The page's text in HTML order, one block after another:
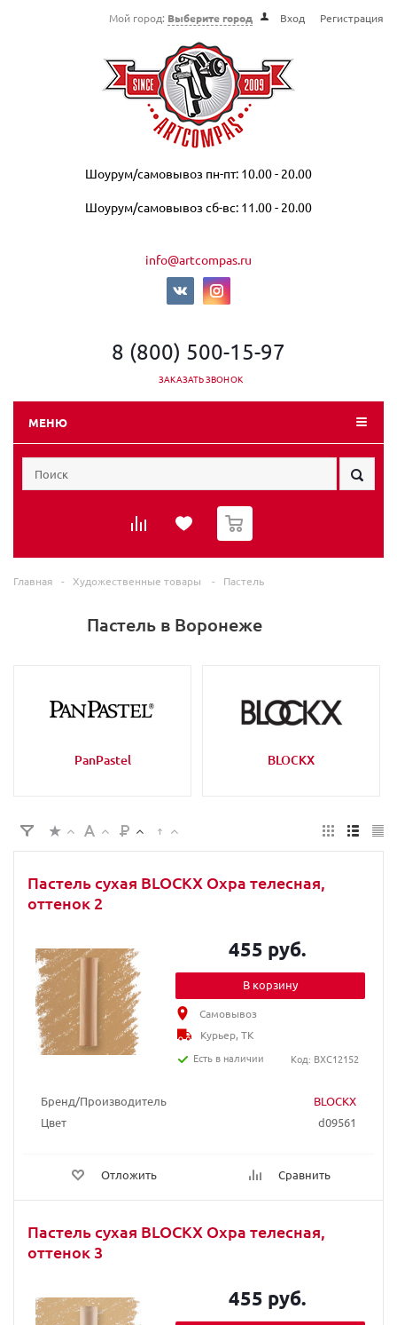
Мой город: Выберите город Вход Регистрация
Шоурум/самовывоз пн-пт: 10.00 - 20.00
Шоурум/самовывоз сб-вс: 11.00 - 20.00
info@artcompas.ru
8 (800) 500-15-97
ЗАКАЗАТЬ ЗВОНОК
МЕНЮ
0
Главная - Художественные товары - Пастель
Пастель в Воронеже
PanPastel BLOCKX
Пастель сухая BLOCKX Охра телесная,
оттенок 2
Бренд/Производитель
BLOCKX
Цвет
d09561
Отложить Сравнить
455 руб.
В корзину
Самовывоз
Курьер, ТК
Есть в наличии
Код: BXC12152
Пастель сухая BLOCKX Охра телесная,
оттенок 3
455 руб.